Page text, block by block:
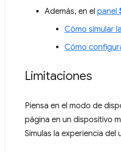
Además, en el panel
Cómo simular
Cómo
Limitaciones
Piensa en el modo de
página en un dispositivo
Simulas la experiencia